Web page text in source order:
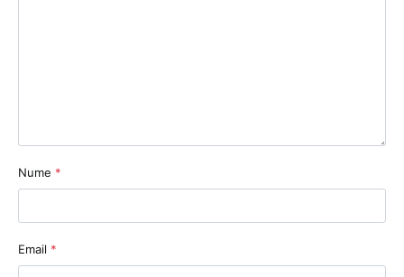
Nume *
Email *